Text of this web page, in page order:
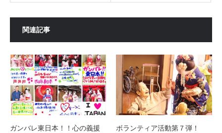
関連記事
ガンバレ東日本！！心の義援
ボランティア活動第７弾！